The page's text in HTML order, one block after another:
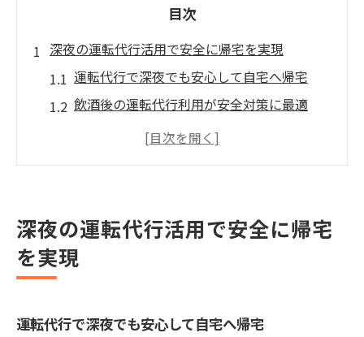
目次
深夜の運転代行活用で安全に帰宅を実現
運転代行で深夜でも安心して自宅へ帰宅
飲酒後の運転代行利用が安全対策に最適
夜間対応の運転代行で安全な帰宅路を確保
運転代行の夜間対応が選ばれる理由とは
運転代行の夜間対応が多く選ばれる背景
運転代行の夜間利用が安心感を生む要因
深夜の運転代行活用で安全に帰宅
を実現
運転代行で深夜でも安心して自宅へ帰宅